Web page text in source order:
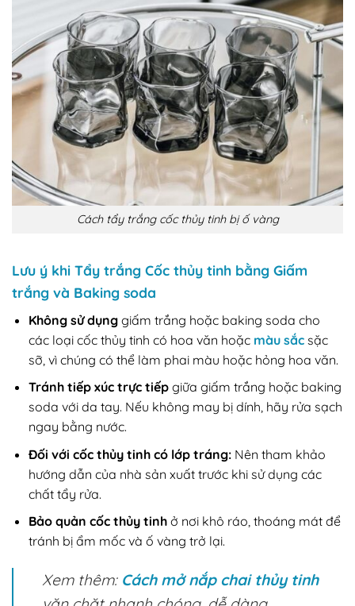
Cách tẩy trắng cốc thủy tinh bị ố vàng
Lưu ý khi Tẩy trắng Cốc thủy tinh bằng Giấm
trắng và Baking soda
Không sử dụnggiấm trắng hoặc baking soda cho
các loại cốc thủy tinh có hoa văn hoặc màu sắcsặc
sỡ, vì chúng có thể làm phai màu hoặc hỏng hoa văn.
Tránh tiếp xúc trực tiếpgiữa giấm trắng hoặc baking
soda với da tay. Nếu không may bị dính, hãy rửa sạch
ngay bằng nước.
Đối với cốc thủy tinh có lớp tráng:Nên tham khảo
hướng dẫn của nhà sản xuất trước khi sử dụng các
chất tẩy rửa.
Bảo quản cốc thủy tinhở nơi khô ráo, thoáng mát để
tránh bị ẩm mốc và ố vàng trở lại.
Xem thêm: Cách mở nắp chai thủy tinh